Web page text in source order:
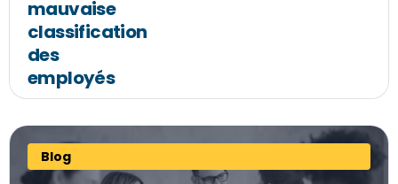
mauvaise
classification
des
employés
Blog